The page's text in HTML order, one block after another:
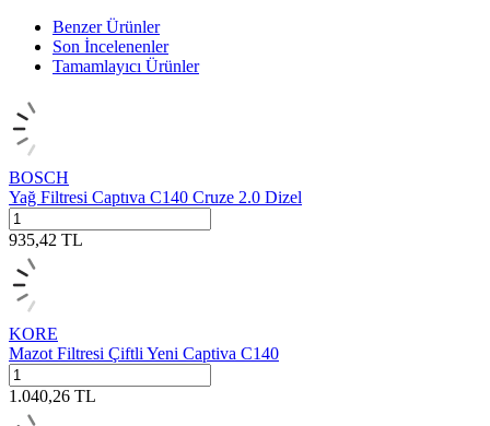
Benzer Ürünler
Son İncelenenler
Tamamlayıcı Ürünler
BOSCH
Yağ Filtresi Captıva C140 Cruze 2.0 Dizel
935,42 TL
KORE
Mazot Filtresi Çiftli Yeni Captiva C140
1.040,26 TL